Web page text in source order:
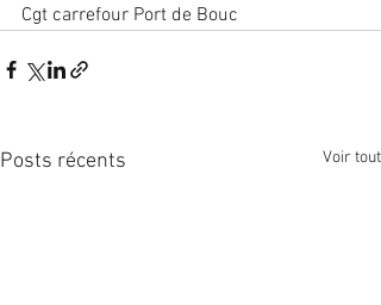
Cgt carrefour Port de Bouc
Posts récents Voir tout